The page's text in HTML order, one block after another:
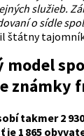
služieb.
o sídle
štátny
model
známky
takmer 2
1 865